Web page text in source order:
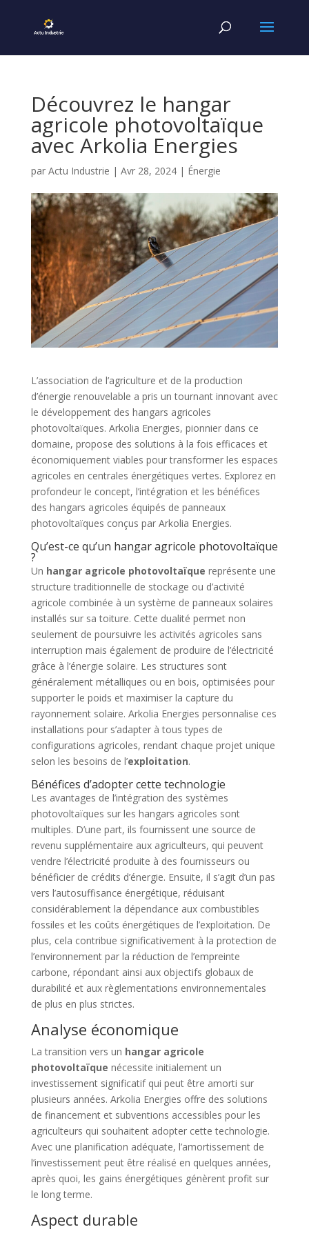
Découvrez le hangar
agricole photovoltaïque
avec Arkolia Energies
par Actu Industrie | Avr 28, 2024| Énergie
L’association de l’agriculture et de la production
d’énergie renouvelable a pris un tournant innovant avec
le développement des hangars agricoles
photovoltaïques. Arkolia Energies, pionnier dans ce
domaine, propose des solutions à la fois efficaces et
économiquement viables pour transformer les espaces
agricoles en centrales énergétiques vertes. Explorez en
profondeur le concept, l’intégration et les bénéfices
des hangars agricoles équipés de panneaux
photovoltaïques conçus par Arkolia Energies.
Qu’est-ce qu’un hangar agricole photovoltaïque
?
Un hangar agricole photovoltaïque représente une
structure traditionnelle de stockage ou d’activité
agricole combinée à un système de panneaux solaires
installés sur sa toiture. Cette dualité permet non
seulement de poursuivre les activités agricoles sans
interruption mais également de produire de l’électricité
grâce à l’énergie solaire. Les structures sont
généralement métalliques ou en bois, optimisées pour
supporter le poids et maximiser la capture du
rayonnement solaire. Arkolia Energies personnalise ces
installations pour s’adapter à tous types de
configurations agricoles, rendant chaque projet unique
selon les besoins de l’exploitation.
Bénéfices d’adopter cette technologie
Les avantages de l’intégration des systèmes
photovoltaïques sur les hangars agricoles sont
multiples. D’une part, ils fournissent une source de
revenu supplémentaire aux agriculteurs, qui peuvent
vendre l’électricité produite à des fournisseurs ou
bénéficier de crédits d’énergie. Ensuite, il s’agit d’un pas
vers l’autosuffisance énergétique, réduisant
considérablement la dépendance aux combustibles
fossiles et les coûts énergétiques de l’exploitation. De
plus, cela contribue significativement à la protection de
l’environnement par la réduction de l’empreinte
carbone, répondant ainsi aux objectifs globaux de
durabilité et aux règlementations environnementales
de plus en plus strictes.
Analyse économique
La transition vers un hangar agricole
photovoltaïque nécessite initialement un
investissement significatif qui peut être amorti sur
plusieurs années. Arkolia Energies offre des solutions
de financement et subventions accessibles pour les
agriculteurs qui souhaitent adopter cette technologie.
Avec une planification adéquate, l’amortissement de
l’investissement peut être réalisé en quelques années,
après quoi, les gains énergétiques génèrent profit sur
le long terme.
Aspect durable